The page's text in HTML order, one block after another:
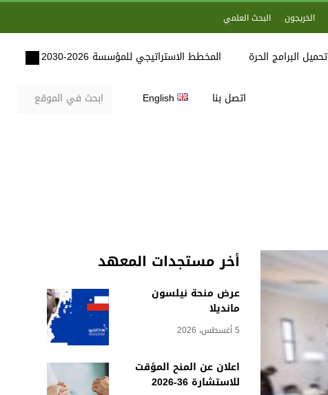
الخريجون البحث العلمي
تحميل البرامج الحرة المخطط الاستراتيجي للمؤسسة 2026-2030
اتصل بنا English
أخر مستجدات المعهد
عرض منحة نيلسون
مانديلا
5 أغسطس، 2026
اعلان عن المنح المؤقت
للاستشارة 36-2026